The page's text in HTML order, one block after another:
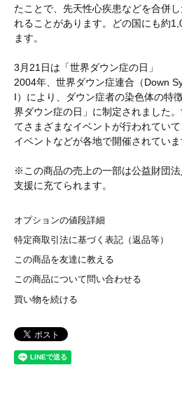
たことで、先天性心疾患などを合併
れることがあります。どの国にも約
ます。
3月21日は「世界ダウン症の日」
2004年、世界ダウン症連合（Down
I）により、ダウン症者の染色体の特
界ダウン症の日」に制定されました
てさまざまなイベントが行われてい
イベントなどが各地で開催されていま
※この商品の売上の一部は公益財団
支援に充てられます。
オプションの値段詳細
特定商取引法に基づく表記（返品等）
この商品を友達に教える
この商品について問い合わせる
買い物を続ける